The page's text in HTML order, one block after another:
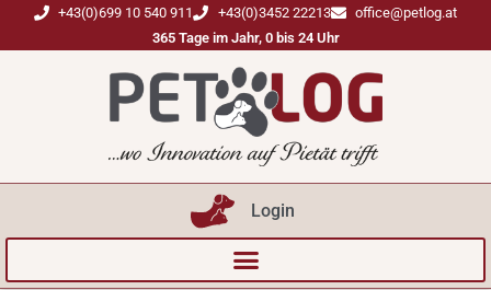
+43(0)699 10 540 911 +43(0)3452 22213
office@petlog.at
365 Tage im Jahr, 0 bis 24 Uhr
Login